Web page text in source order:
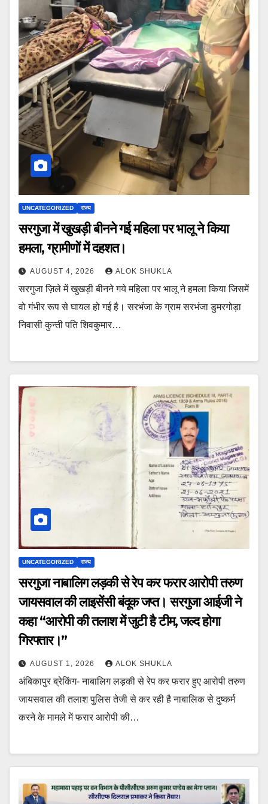
UNCATEGORIZED राज्य
सरगुजा में खुखड़ी बीनने गई महिला पर भालू ने किया
हमला, ग्रामीणों में दहशत।
AUGUST 4, 2026 ALOK SHUKLA
सरगुजा ज़िले में खुखड़ी बीनने गये महिला पर भालू ने हमला किया जिसमें
वो गंभीर रूप से घायल हो गई है। सरभंजा के ग्राम सरभंजा डुमरगोड़ा
निवासी कुन्ती पति शिवकुमार…
UNCATEGORIZED राज्य
सरगुजा नाबालिग लड़की से रेप कर फरार आरोपी तरुण
जायसवाल की लाइसेंसी बंदूक जप्त। सरगुजा आईजी ने
कहा “आरोपी की तलाश में जुटी है टीम, जल्द होगा
गिरफ्तार।”
AUGUST 1, 2026 ALOK SHUKLA
अंबिकापुर ब्रेकिंग- नाबालिग लड़की से रेप कर फरार हुए आरोपी तरुण
जायसवाल की तलाश पुलिस तेजी से कर रही है नाबालिक से दुष्कर्म
करने के मामले में फरार आरोपी की…